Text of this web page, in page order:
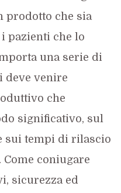
prodotto che sia
pazienti che lo
una serie di
deve venire
che
significativo, sul
sui tempi di rilascio
coniugare
sicurezza ed